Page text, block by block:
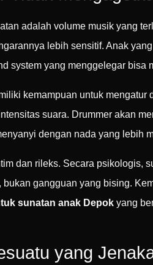
adalah volume musik yang
lebih sensitif. Anak
system yang menggelegar bisa
kemampuan untuk
suara. Drummer akan
dengan nada yang lebih
dan rileks. Secara psikologis,
gangguan yang bising.
sunatan anak Depok yang
yang